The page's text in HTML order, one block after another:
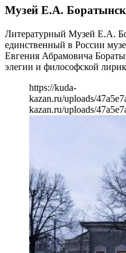
Музей Е.А.
Литературный Музей Е.А.
единственный в России
Евгения Абрамовича
элегии и философской
https://kuda-
kazan.ru/uploads/
kazan.ru/uploads/